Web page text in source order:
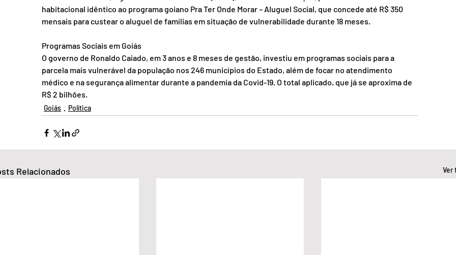
habitacional idêntico ao programa goiano Pra Ter Onde Morar – Aluguel Social, que concede até R$ 350
mensais para custear o aluguel de famílias em situação de vulnerabilidade durante 18 meses.
Programas Sociais em Goiás
O governo de Ronaldo Caiado, em 3 anos e 8 meses de gestão, investiu em programas sociais para a
parcela mais vulnerável da população nos 246 municípios do Estado, além de focar no atendimento
médico e na segurança alimentar durante a pandemia da Covid-19. O total aplicado, que já se aproxima de
R$ 2 bilhões.
Goiás Política
Relacionados Ver